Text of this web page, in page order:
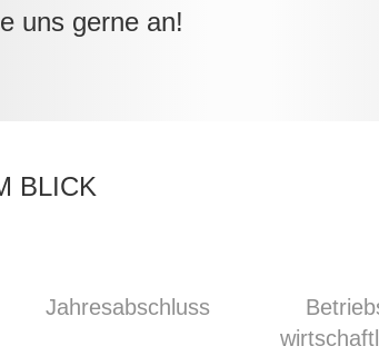
uns gerne an!
BLICK
Jahres­abschluss